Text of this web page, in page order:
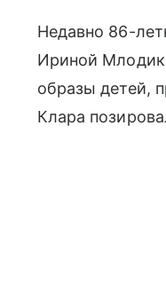
Недавно 86-
Ириной Млодик
образы детей,
Клара